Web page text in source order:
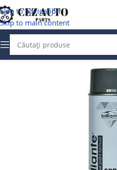
Skip to navigation
Skip to main content